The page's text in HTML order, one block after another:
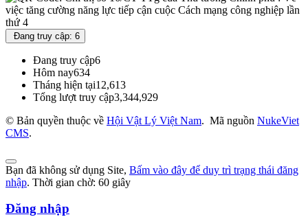
Đang truy cập: 6
Đang truy cập6
Hôm nay634
Tháng hiện tại12,613
Tổng lượt truy cập3,344,929
© Bản quyền thuộc về Hội Vật Lý Việt Nam. Mã nguồn NukeViet
CMS.
Bạn đã không sử dụng Site, Bấm vào đây để duy trì trạng thái đăng
nhập. Thời gian chờ: 60 giây
Đăng nhập